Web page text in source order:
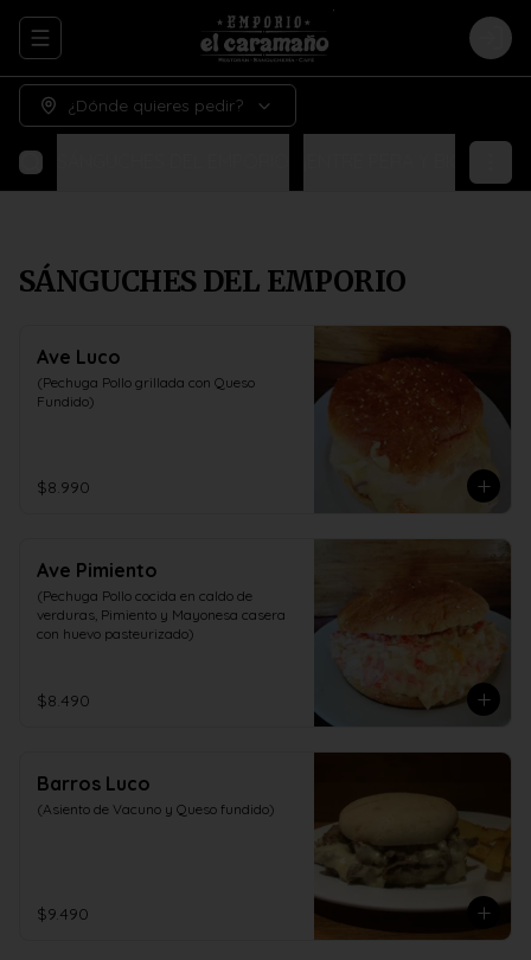
Abrir menu de navegación Login
¿Dónde quieres pedir?
SÁNGUCHES DEL EMPORIO
Ave Luco
(Pechuga Pollo grillada con Queso
Fundido)
$8.990
Ave Pimiento
(Pechuga Pollo cocida en caldo de
verduras, Pimiento y Mayonesa casera
con huevo pasteurizado)
$8.490
Barros Luco
(Asiento de Vacuno y Queso fundido)
$9.490